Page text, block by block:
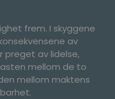
frem. I skyggene
av
preget av lidelse,
mellom de to
mellom maktens